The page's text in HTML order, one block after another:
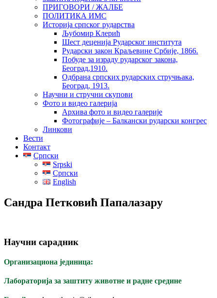
ПРИГОВОРИ / ЖАЛБЕ
ПОЛИТИКА ИМС
Историја српског рударства
Љубомир Клерић
Шест деценија Рударског института
Рударски закон Краљевине Србије, 1866.
Побуде за израду рударског закона,
Београд,1910.
Одбрана српских рударских стручњака,
Београд, 1913.
Научни и стручни скупови
Фото и видео галерија
Архива фото и видео галерије
Фотографије – Балкански рударски конгрес
Линкови
Вести
Контакт
Српски
Srpski
Српски
English
Сандра Петковић Папалазару
Научни сарадник
Организациона јединица:
Лабораторија за заштиту животне и радне средине